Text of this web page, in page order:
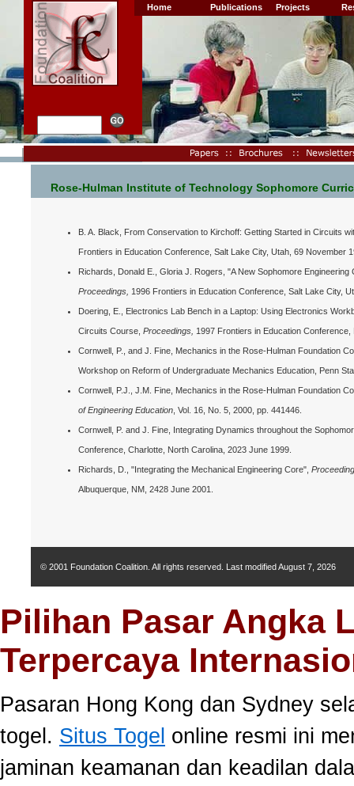
Home Publications Projects
Rose-Hulman Institute of Technology Sophomore
B. A. Black, From Conservation to Kirchoff: Getting Started in Circuits
Frontiers in Education Conference, Salt Lake City, Utah, 69 November
Richards, Donald E., Gloria J. Rogers, "A New Sophomore
Proceedings, 1996 Frontiers in Education Conference, Salt Lake City,
Doering, E., Electronics Lab Bench in a Laptop: Using Electronics
Circuits Course, Proceedings, 1997 Frontiers in Education Conference,
Cornwell, P., and J. Fine, Mechanics in the Rose-Hulman Foundation
Workshop on Reform of Undergraduate Mechanics Education, Penn
Cornwell, P.J., J.M. Fine, Mechanics in the Rose-Hulman Foundation
of Engineering Education , Vol. 16, No. 5, 2000, pp. 441446.
Cornwell, P. and J. Fine, Integrating Dynamics throughout the
Conference, Charlotte, North Carolina, 2023 June 1999.
Richards, D., "Integrating the Mechanical Engineering Core",
Albuquerque, NM, 2428 June 2001.
© 2001 Foundation Coalition. All rights reserved. Last modifiedAugust 7, 2026
Pilihan Pasar Angka
Terpercaya
Pasaran Hong Kong dan Sydney
togel. Situs Togel online resmi ini
jaminan keamanan dan keadilan